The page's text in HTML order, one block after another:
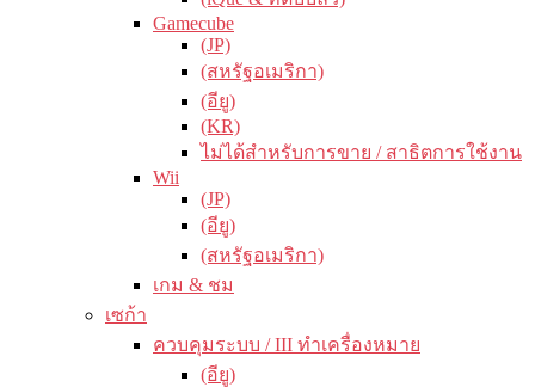
Gamecube
(JP)
(สหรัฐอเมริกา)
(อียู)
(KR)
ไม่ได้สำหรับการขาย / สาธิตการใช้งาน
Wii
(JP)
(อียู)
(สหรัฐอเมริกา)
เกม & ชม
เซก้า
ควบคุมระบบ / III ทำเครื่องหมาย
(อียู)